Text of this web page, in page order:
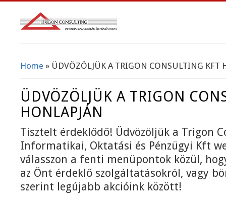
You Are Here
Home » ÜDVÖZÖLJÜK A TRIGON CONSULTING KFT
ÜDVÖZÖLJÜK A TRIGON
HONLAPJÁN
Tisztelt érdeklődő! Üdvözöljük a Trigon
Informatikai, Oktatási és Pénzügyi Kft
válasszon a fenti menüpontok közül,
az Önt érdeklő szolgáltatásokról, vagy
szerint legújabb akcióink között!